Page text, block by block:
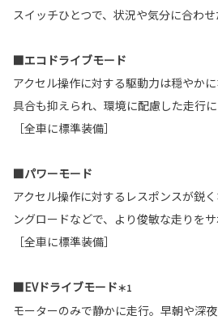
スイッチひとつで、状況や気分に合わせ
■エコドライブモード
アクセル操作に対する駆動力は穏やか
具合も抑えられ、環境に配慮した走行に
［全車に標準装備］
■パワーモード
アクセル操作に対するレスポンスが鋭
ングロードなどで、より俊敏な走りをサ
［全車に標準装備］
■EVドライブモード＊1
モーターのみで静かに走行。早朝や深